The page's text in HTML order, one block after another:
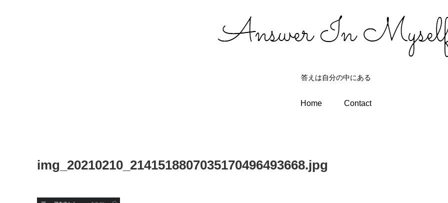
答えは自分の中にある
Home Contact
img_20210210_2141518807035170496493668.jpg